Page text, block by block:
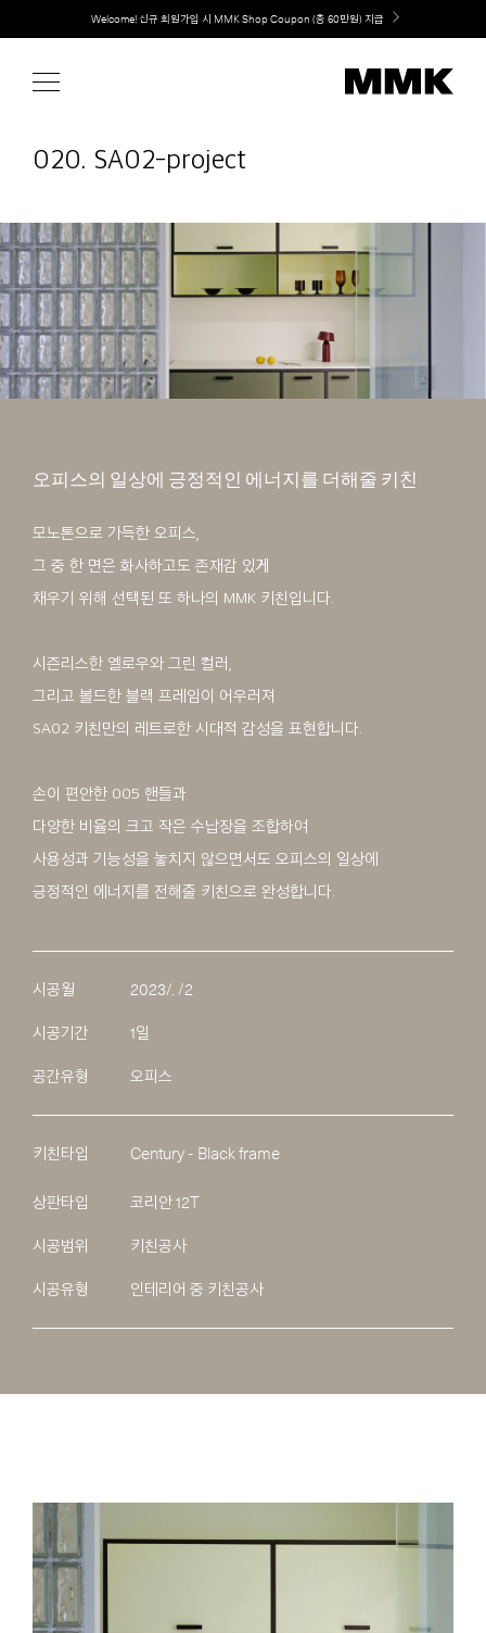
content
Welcome! 신규 회원가입 시 MMK Shop Coupon (총 60만원) 지급
020. SA02-project
오피스의 일상에 긍정적인 에너지를 더해줄 키친
모노톤으로 가득한 오피스,
그 중 한 면은 화사하고도 존재감 있게
채우기 위해 선택된 또 하나의 MMK 키친입니다.
시즌리스한 옐로우와 그린 컬러,
그리고 볼드한 블랙 프레임이 어우러져
SA02 키친만의 레트로한 시대적 감성을 표현합니다.
손이 편안한 005 핸들과
다양한 비율의 크고 작은 수납장을 조합하여
사용성과 기능성을 놓치지 않으면서도 오피스의 일상에
긍정적인 에너지를 전해줄 키친으로 완성합니다.
시공월 2023/. /2
시공기간 1일
공간유형 오피스
키친타입 Century - Black frame
상판타입 코리안 12T
시공범위 키친공사
시공유형 인테리어 중 키친공사